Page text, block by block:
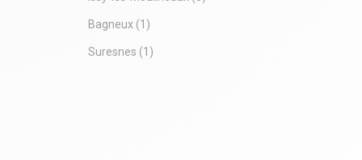
Bagneux (1)
Suresnes (1)